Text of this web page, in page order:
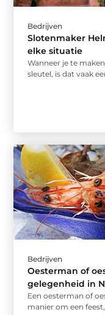
Bedrijven
Slotenmaker
elke situatie
Wanneer je te
sleutel, is dat vaak
Bedrijven
Oesterman of
gelegenheid in
Een oesterman of
manier om een